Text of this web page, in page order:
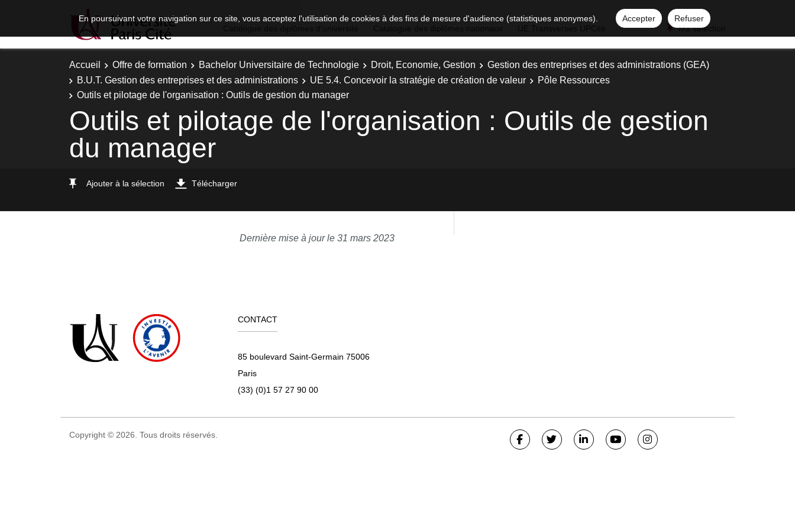
En poursuivant votre navigation sur ce site, vous acceptez l'utilisation de cookies à des fins de mesure d'audience (statistiques anonymes). Accepter
Refuser
Ma sélection
Accueil Offre de formation Bachelor Universitaire de Technologie Droit, Economie, Gestion
Gestion des entreprises et des administrations (GEA)
B.U.T. Gestion des entreprises et des administrations
UE 5.4. Concevoir la stratégie de création de valeur
Pôle Ressources
Outils et pilotage de l'organisation : Outils de gestion du manager
Outils et pilotage de l'organisation : Outils de gestion
du manager
Ajouter à la sélection Télécharger
Dernière mise à jour le 31 mars 2023
CONTACT
85 boulevard Saint-Germain 75006
Paris
(33) (0)1 57 27 90 00
Copyright © 2026. Tous droits réservés.